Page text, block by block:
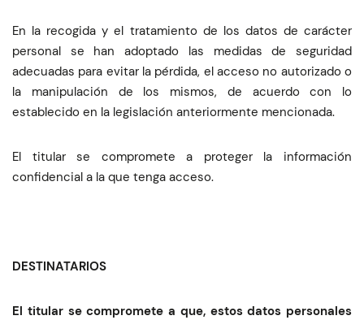
En la recogida y el tratamiento de los datos de carácter
personal se han adoptado las medidas de seguridad
adecuadas para evitar la pérdida, el acceso no autorizado o
la manipulación de los mismos, de acuerdo con lo
establecido en la legislación anteriormente mencionada.
El titular se compromete a proteger la información
confidencial a la que tenga acceso.
DESTINATARIOS
El titular se compromete a que, estos datos personales